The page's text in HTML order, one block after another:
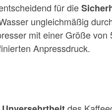
für die
ungleichmäßig
mit einer Größe von
Anpressdruck.